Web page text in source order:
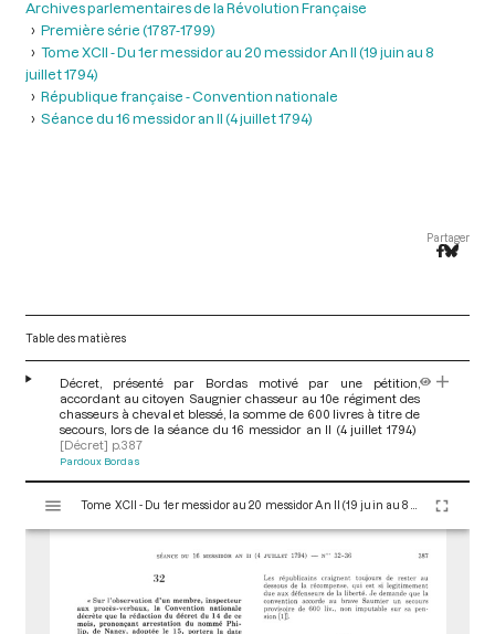
Archives parlementaires de la Révolution Française
Première série (1787-1799)
Tome XCII - Du 1er messidor au 20 messidor An II (19 juin au 8
juillet 1794)
République française - Convention nationale
Séance du 16 messidor an II (4 juillet 1794)
Partager
Table des matières
Décret, présenté par Bordas motivé par une pétition,
accordant au citoyen Saugnier chasseur au 10e régiment des
chasseurs à cheval et blessé, la somme de 600 livres à titre de
secours, lors de la séance du 16 messidor an II (4 juillet 1794)
[Décret] p.387
Pardoux Bordas
s